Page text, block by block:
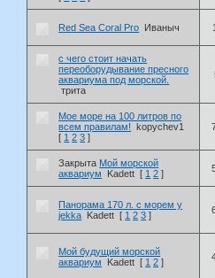
Red Sea Coral Pro Иваныч
с чего стоит начать
переоборудывание пресного
аквариума под морской.
трита
Мое море на 100 литров по
всем правилам!
kopychev1
[ 1 2 3 ]
Закрыта Мой морской
аквариум
Kadett [ 1 2 ]
Панорама 170 л. с морем у
jekka Kadett [ 1 2 3 ]
Мой будущий морской
аквариум
Kadett [ 1 2 ]